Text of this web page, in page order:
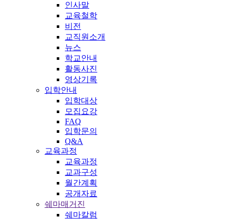
인사말
교육철학
비전
교직원소개
뉴스
학교안내
활동사진
영상기록
입학안내
입학대상
모집요강
FAQ
입학문의
Q&A
교육과정
교육과정
교과구성
월간계획
공개자료
쉐마매거진
쉐마칼럼